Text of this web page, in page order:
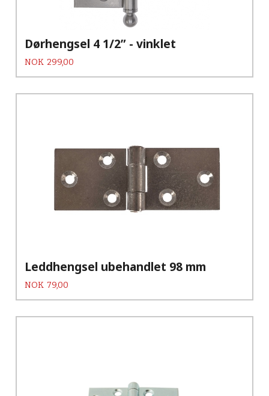
Dørhengsel 4 1/2” - vinklet
Pris
NOK 299,00
Leddhengsel ubehandlet 98 mm
Pris
NOK 79,00